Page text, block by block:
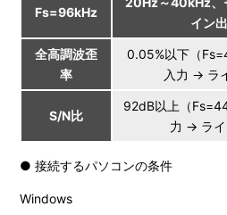
Fs=96kHz
イン
全高調波歪
率
0.05%以下（
入力 → ラ
S/N比
92dB以上（
力 → ライ
● 接続するパソコンの条件
Windows